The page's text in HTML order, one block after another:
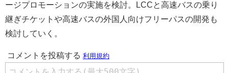
ージプロモーションの実施を検討。LCCと高速バスの乗り
継ぎチケットや高速バスの外国人向けフリーパスの開発も
検討していく。